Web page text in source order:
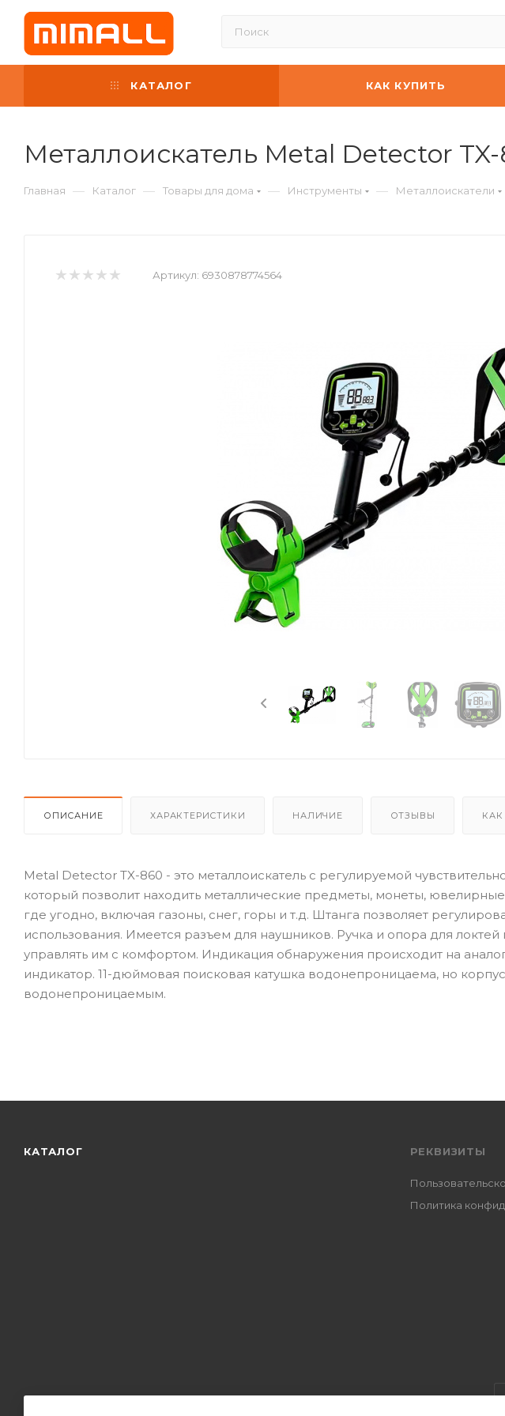
КАТАЛОГ КАК КУПИТЬ
Металлоискатель Metal Detector
Главная — Каталог — Товары для дома — Инструменты — Металлоискатели
Артикул: 6930878774564
ОПИСАНИЕ ХАРАКТЕРИСТИКИ НАЛИЧИЕ ОТЗЫВЫ КАК
Metal Detector TX-860 - это металлоискатель с регулируемой
который позволит находить металлические предметы, монеты,
где угодно, включая газоны, снег, горы и т.д. Штанга позволяет
использования. Имеется разъем для наушников. Ручка и опора для
управлять им с комфортом. Индикация обнаружения происходит на
индикатор. 11-дюймовая поисковая катушка водонепроницаема, но
водонепроницаемым.
КАТАЛОГ РЕКВИЗИТЫ
Политика